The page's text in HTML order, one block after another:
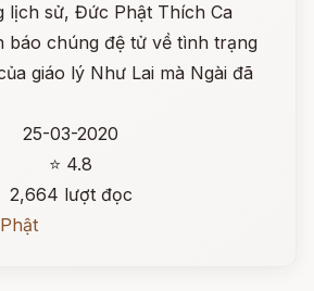
lịch sử, Đức Phật Thích Ca
báo chúng đệ tử về tình trạng
giáo lý Như Lai mà Ngài đã
25-03-2020
⭐ 4.8
2,664 lượt đọc